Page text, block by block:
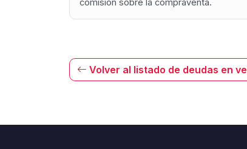
Volver al listado de deudas en